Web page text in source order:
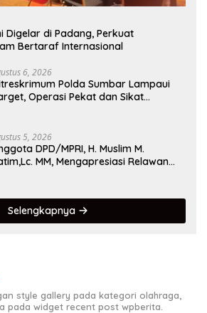
Digelar di Padang, Perkuat
Bertaraf Internasional
6, 2026
Polda Sumbar Lampaui
Operasi Pekat dan Sikat
5, 2026
DPD/MPRI, H. Muslim M.
MM, Mengapresiasi Relawan
Selengkapnya
style gallery pada kategori olahraga,
pada widget recent post wpberita.